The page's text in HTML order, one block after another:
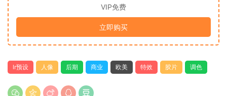
VIP免费
立即购买
lr预设 人像 后期 商业 欧美 特效 胶片 调色